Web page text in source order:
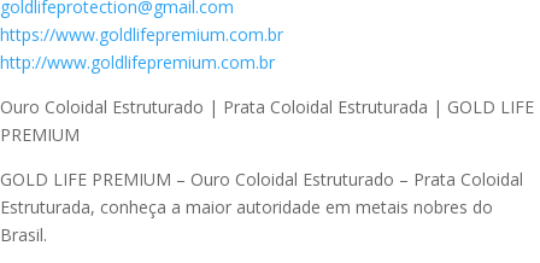
goldlifeprotection@gmail.com
https://www.goldlifepremium.com.br
http://www.goldlifepremium.com.br
Ouro Coloidal Estruturado | Prata Coloidal Estruturada | GOLD LIFE
PREMIUM
GOLD LIFE PREMIUM – Ouro Coloidal Estruturado – Prata Coloidal
Estruturada, conheça a maior autoridade em metais nobres do
Brasil.